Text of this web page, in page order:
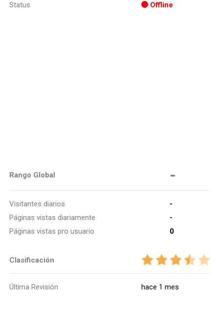
Status Offline
Rango Global -
Visitantes diarios
-
Páginas vistas diariamente
-
Páginas vistas pro usuario
0
Clasificación
Última Revisión hace 1 mes